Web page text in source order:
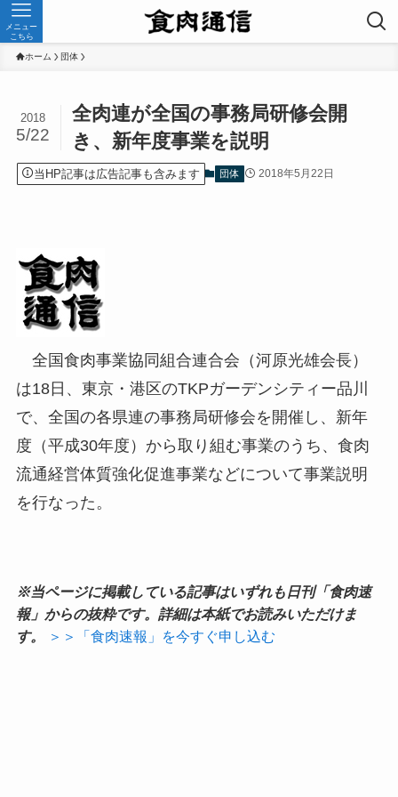
メニュー
こちら
ホーム 団体
全肉連が全国の事務局研修会開
き、新年度事業を説明
2018
5/22
当HP記事は広告記事も含みます 団体 2018年5月22日
全国食肉事業協同組合連合会（河原光雄会長）
は18日、東京・港区のTKPガーデンシティー品川
で、全国の各県連の事務局研修会を開催し、新年
度（平成30年度）から取り組む事業のうち、食肉
流通経営体質強化促進事業などについて事業説明
を行なった。
※当ページに掲載している記事はいずれも日刊「食肉速
報」からの抜粋です。詳細は本紙でお読みいただけま
す。
＞＞「食肉速報」を今すぐ申し込む